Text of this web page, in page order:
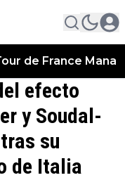
de France
efecto
y Soudal-
su
de Italia